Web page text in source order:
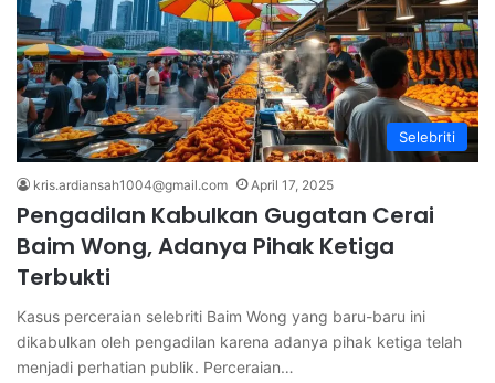
Selebriti
kris.ardiansah1004@gmail.com April 17, 2025
Pengadilan Kabulkan Gugatan Cerai
Baim Wong, Adanya Pihak Ketiga
Terbukti
Kasus perceraian selebriti Baim Wong yang baru-baru ini
dikabulkan oleh pengadilan karena adanya pihak ketiga telah
menjadi perhatian publik. Perceraian…